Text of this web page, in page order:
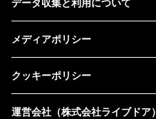
データ収集と利用について
メディアポリシー
クッキーポリシー
運営会社（株式会社ライブドア）